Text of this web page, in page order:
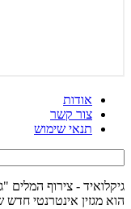
אודות
צור קשר
תנאי שימוש
גיקלואיד - צירוף המלים
הוא מגזין אינטרנטי